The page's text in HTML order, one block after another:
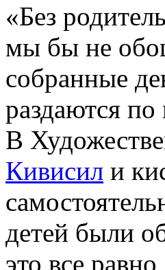
«Без
мы бы не
собранные
раздаются
В
Кивисил и
детей были
это все